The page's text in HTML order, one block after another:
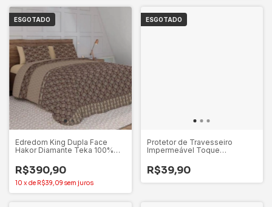
ESGOTADO
Edredom King Dupla Face
Hakor Diamante Teka 100%
R$390,90
10 xde R$39,09 sem juros
ESGOTADO
Protetor de Travesseiro
Impermeável Toque
Altenburg
R$39,90